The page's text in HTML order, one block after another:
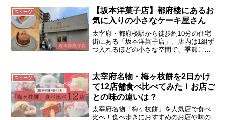
ます。
スイーツ
【坂本洋菓子店】都府楼にあるお
気に入りの小さなケーキ屋さん
太宰府・都府楼駅から徒歩約10分の住宅
街にある「坂本洋菓子店」。店内は1組ず
つ入れるほどの小さな空間で、季節ごと
後にクリームを詰めるシュークリームも
人気。定休日でも買えるお菓子の自販機
情報も紹介します。
スイーツ
太宰府名物・梅ヶ枝餅を2日かけ
て12店舗食べ比べてみた！お店ご
との味の違いは？
太宰府名物「梅ヶ枝餅」を人気店で食べ
比べ！食べ歩きにおすすめのお店や味の